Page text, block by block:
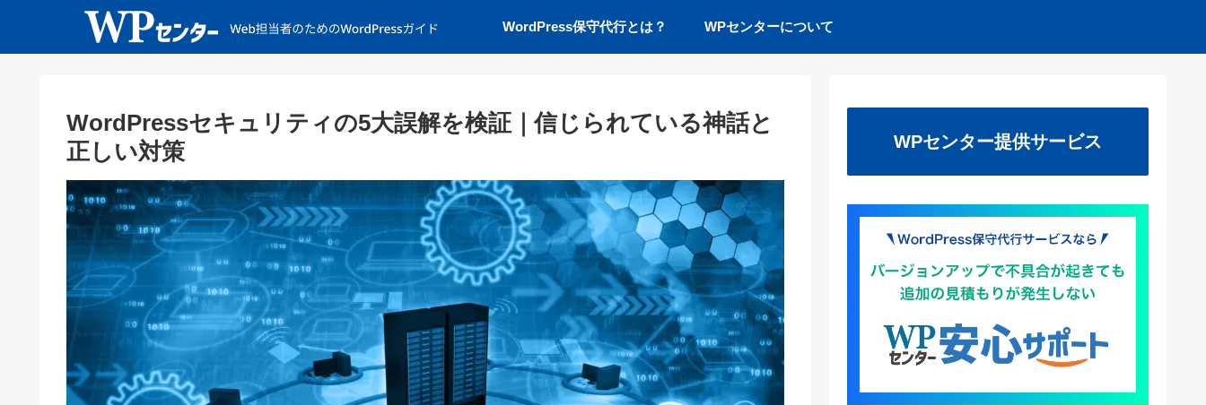
WordPress保守代行とは？ WPセンターについて
WordPressセキュリティの5大誤解を検証｜信じられている神話と
正しい対策
WPセンター提供サービス